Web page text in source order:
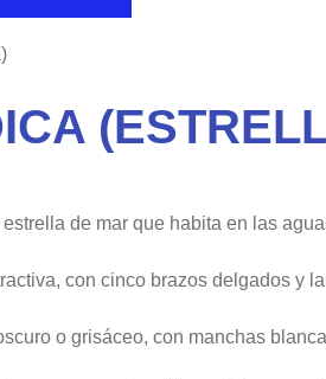
de mar que habita en las
con cinco brazos delgados y
o grisáceo, con manchas